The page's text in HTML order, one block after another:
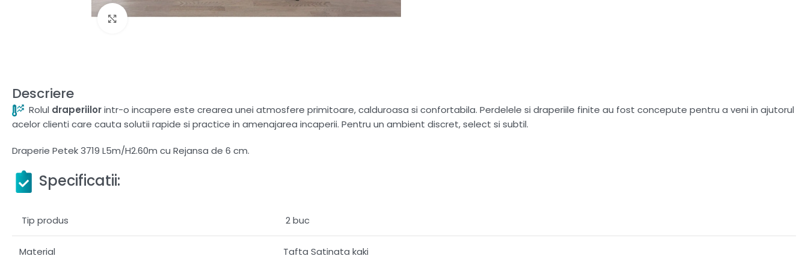
Fă clic pentru a mări
Descriere
Rolul draperiilorintr-o incapere este crearea unei atmosfere primitoare, calduroasa si confortabila. Perdelele si draperiile finite au fost concepute pentru a veni in ajutorul
acelor clienti care cauta solutii rapide si practice in amenajarea incaperii. Pentru un ambient discret, select si subtil.
Draperie Petek 3719 L5m/H2.60m cu Rejansa de 6 cm.
Specificatii:
Tip produs 2 buc
Material Tafta Satinata kaki